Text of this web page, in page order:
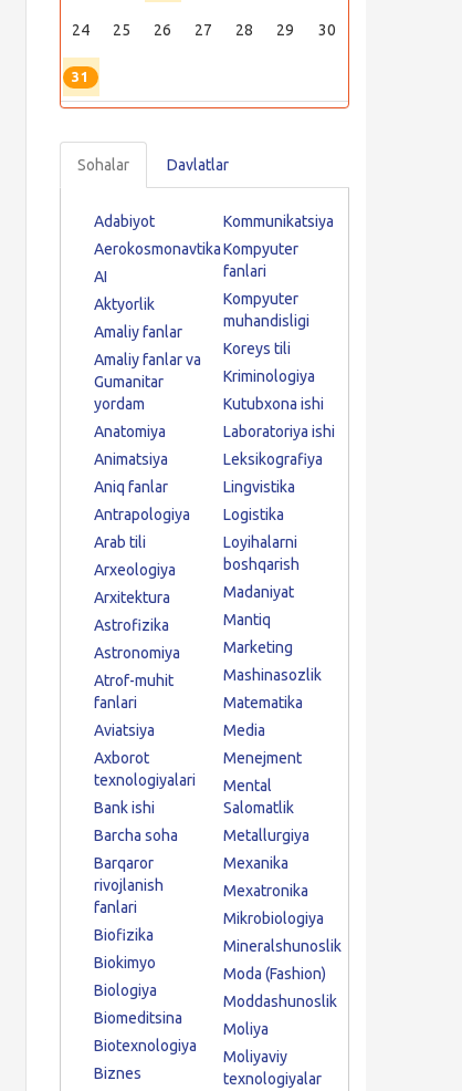
24 25 26 27 28 29 30
31
Sohalar Davlatlar
Adabiyot
Aerokosmonavtika
AI
Aktyorlik
Amaliy fanlar
Amaliy fanlar va
Gumanitar
yordam
Anatomiya
Animatsiya
Aniq fanlar
Antrapologiya
Arab tili
Arxeologiya
Arxitektura
Astrofizika
Astronomiya
Atrof-muhit
fanlari
Aviatsiya
Axborot
texnologiyalari
Bank ishi
Barcha soha
Barqaror
rivojlanish
fanlari
Biofizika
Biokimyo
Biologiya
Biomeditsina
Biotexnologiya
Biznes
Kommunikatsiya
Kompyuter
fanlari
Kompyuter
muhandisligi
Koreys tili
Kriminologiya
Kutubxona ishi
Laboratoriya ishi
Leksikografiya
Lingvistika
Logistika
Loyihalarni
boshqarish
Madaniyat
Mantiq
Marketing
Mashinasozlik
Matematika
Media
Menejment
Mental
Salomatlik
Metallurgiya
Mexanika
Mexatronika
Mikrobiologiya
Mineralshunoslik
Moda (Fashion)
Moddashunoslik
Moliya
Moliyaviy
texnologiyalar